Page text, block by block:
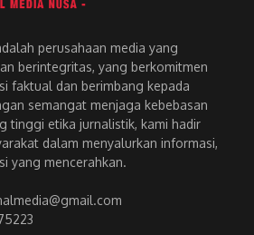
perusahaan media yang
berintegritas, yang berkomitmen
faktual dan berimbang kepada
semangat menjaga kebebasan
tinggi etika jurnalistik, kami hadir
dalam menyalurkan informasi,
yang mencerahkan.